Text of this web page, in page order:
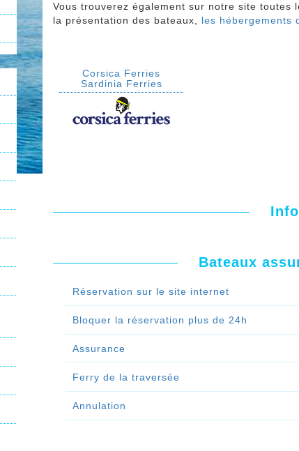
Vous trouverez également sur notre site toutes
la présentation des bateaux, les hébergements
Corsica Ferries
Sardinia Ferries
Bateaux
Réservation sur le site internet
Bloquer la réservation plus de 24h
Assurance
Ferry de la traversée
Annulation